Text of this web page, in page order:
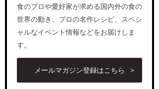
食のプロや愛好家が求める国内外の食の
世界の動き、プロの名作レシピ、スペシ
ャルなイベント情報などをお届けしま
す。
メールマガジン登録はこちら